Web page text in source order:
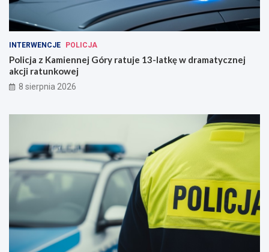
INTERWENCJE POLICJA
Policja z Kamiennej Góry ratuje 13-latkę w dramatycznej
akcji ratunkowej
8 sierpnia 2026